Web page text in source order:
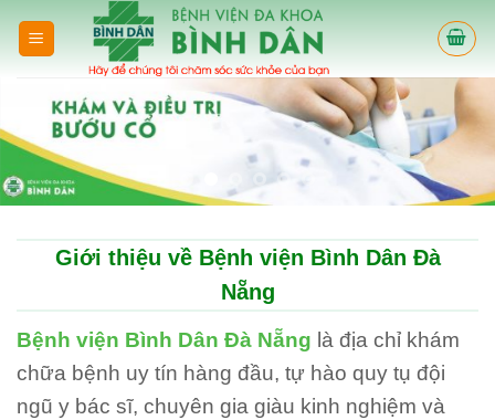
Giới thiệu về Bệnh viện Bình Dân Đà
Nẵng
Bệnh viện Bình Dân Đà Nẵng là địa chỉ khám
chữa bệnh uy tín hàng đầu, tự hào quy tụ đội
ngũ y bác sĩ, chuyên gia giàu kinh nghiệm và